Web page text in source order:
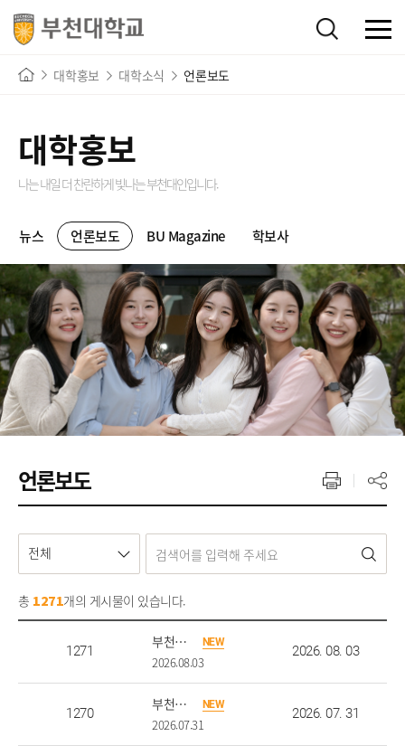
대학홍보 대학소식 언론보도
대학홍보
나는 내일 더 찬란하게 빛나는부천대인입니다.
뉴스 언론보도 BU Magazine 학보사
언론보도
전체
총 1271개의 게시물이 있습니다.
1271
부천대 학생대표단, 우즈베키스탄 해외봉사·문화교류 연수 NEW
2026.08.03
2026. 08. 03
1270
부천대, 고용노동부 ‘일학습병행 첨단산업아카데미 성과평가’ 2년 연속 최고 ‘S등급’ 획득 NEW
2026.07.31
2026. 07. 31